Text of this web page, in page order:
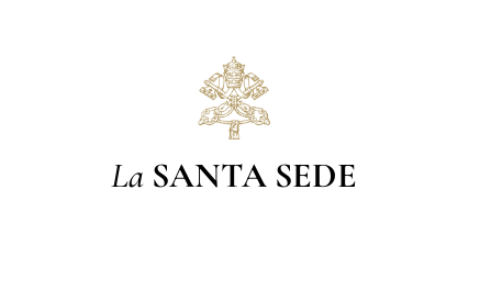
La SANTA SEDE